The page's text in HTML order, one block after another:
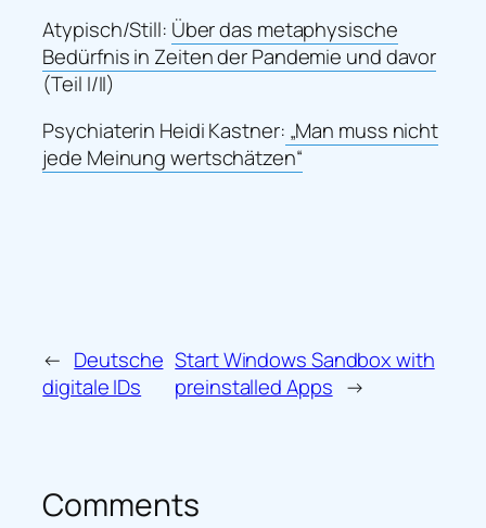
Atypisch/Still: Über das metaphysische
Bedürfnis in Zeiten der Pandemie und davor
(Teil I/II)
Psychiaterin Heidi Kastner: „Man muss nicht
jede Meinung wertschätzen“
← Deutsche
digitale IDs
Start Windows Sandbox with
preinstalled Apps →
Comments